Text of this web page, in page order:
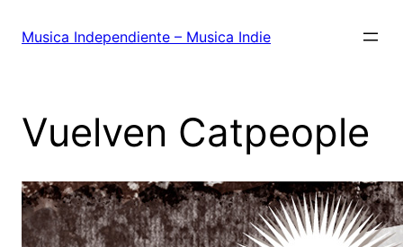
Musica Independiente – Musica Indie
Vuelven Catpeople